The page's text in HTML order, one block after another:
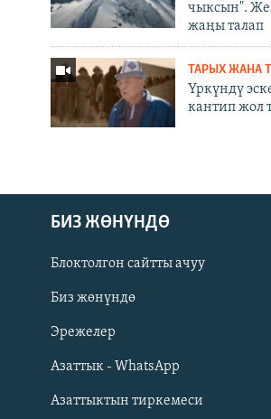
Русский
ОНЛАЙН ШЕРИНЕ
чыксын".
жаңы талап
ТАРЫХ ЖАНА
Үркүндү
кантип жол
БИЗ ЖӨНҮНДӨ
Блоктолгон сайтты ачуу
Биз жөнүндө
Эрежелер
Азаттык - WhatsApp
Азаттыктын тиркемеси